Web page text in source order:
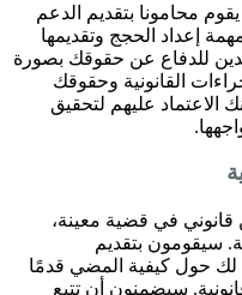
محامونا بتقديم الدعم
إعداد الحجج وتقديمها
للدفاع عن حقوقك بصورة
القانونية وحقوقك
الاعتماد عليهم لتحقيق
قانوني في قضية معينة،
سيقومون بتقديم
لك حول كيفية المضي قدمًا
سيضمنون أن تتبع